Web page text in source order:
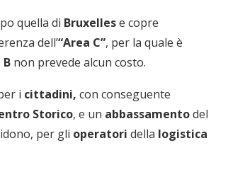
quella di Bruxellese copre
dell’“Area C”, per la quale è
non prevede alcun costo.
i cittadini, con conseguente
Storico, e un abbassamentodel
per gli operatori della logistica